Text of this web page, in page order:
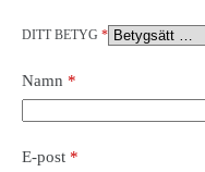
DITT BETYG *
Namn *
E-post *